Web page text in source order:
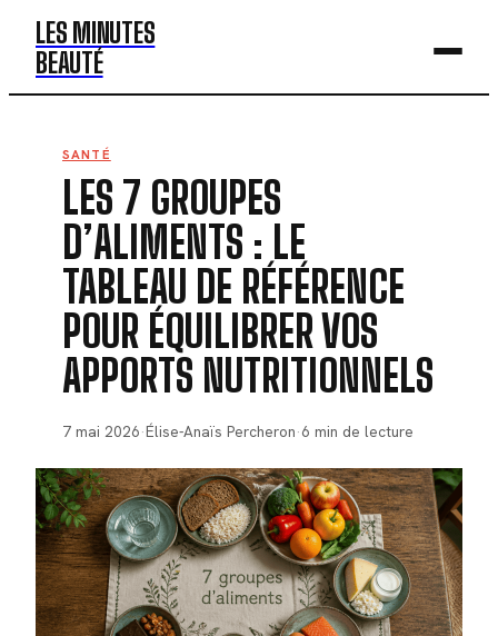
LES MINUTES
BEAUTÉ
BEAUTÉ
MODE
SANTÉ
BIEN-ÊTRE
DÉV. PERSO
SANTÉ
LES 7 GROUPES
D’ALIMENTS : LE
TABLEAU DE RÉFÉRENCE
POUR ÉQUILIBRER VOS
APPORTS NUTRITIONNELS
7 mai 2026·Élise-Anaïs Percheron·6 min de lecture